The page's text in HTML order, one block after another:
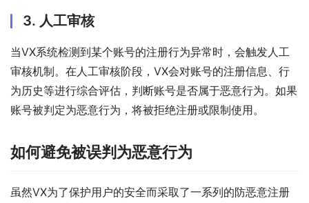
3. 人工审核
当VX系统检测到某个账号的注册行为异常时，会触发人工
审核机制。在人工审核阶段，VX会对账号的注册信息、行
为历史等进行综合评估，判断账号是否属于恶意行为。如果
账号被判定为恶意行为，将被拒绝注册或限制使用。
如何避免被误判为恶意行为
虽然VX为了保护用户的安全而采取了一系列的防恶意注册